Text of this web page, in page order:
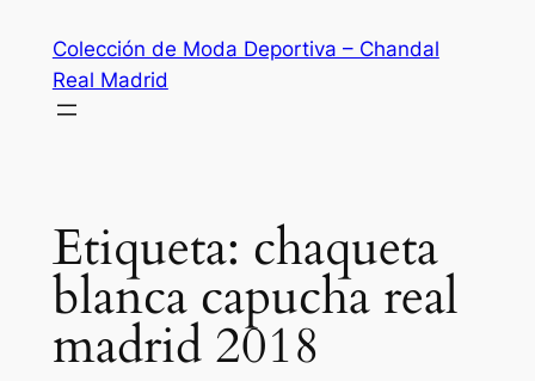
contenido
Colección de Moda Deportiva – Chandal
Real Madrid
Etiqueta: chaqueta
blanca capucha real
madrid 2018